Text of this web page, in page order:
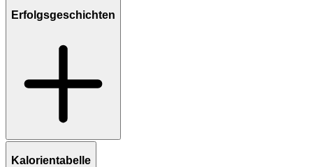
Erfolgsgeschichten
Kalorientabelle